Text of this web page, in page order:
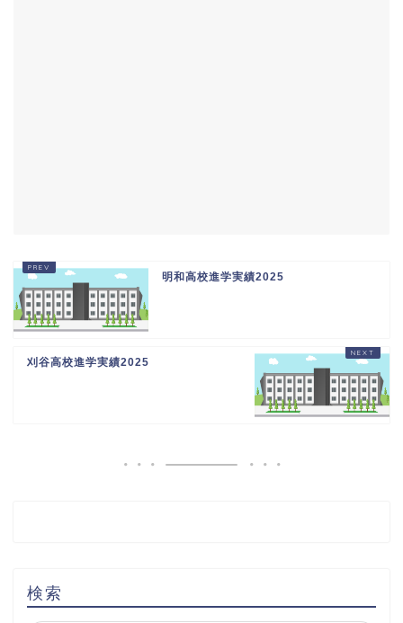
明和高校進学実績2025
刈谷高校進学実績2025
検索